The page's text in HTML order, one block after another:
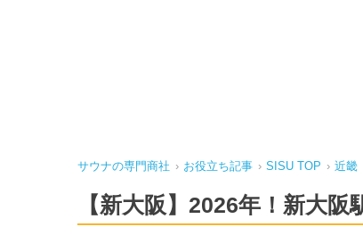
サウナの専門商社 › お役立ち記事 › SISU TOP › 近畿
【新大阪】2026年！新大